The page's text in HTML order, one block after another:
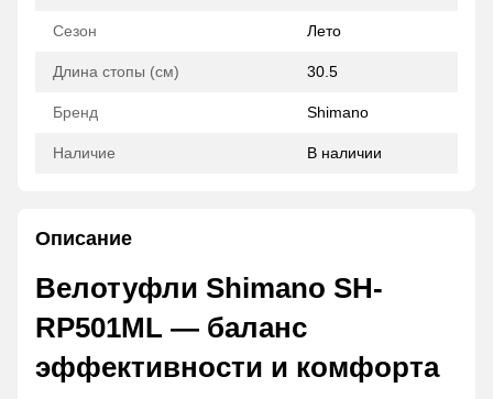
Сезон Лето
Длина стопы (см) 30.5
Бренд Shimano
Наличие В наличии
Описание
Велотуфли Shimano SH-
RP501ML — баланс
эффективности и комфорта